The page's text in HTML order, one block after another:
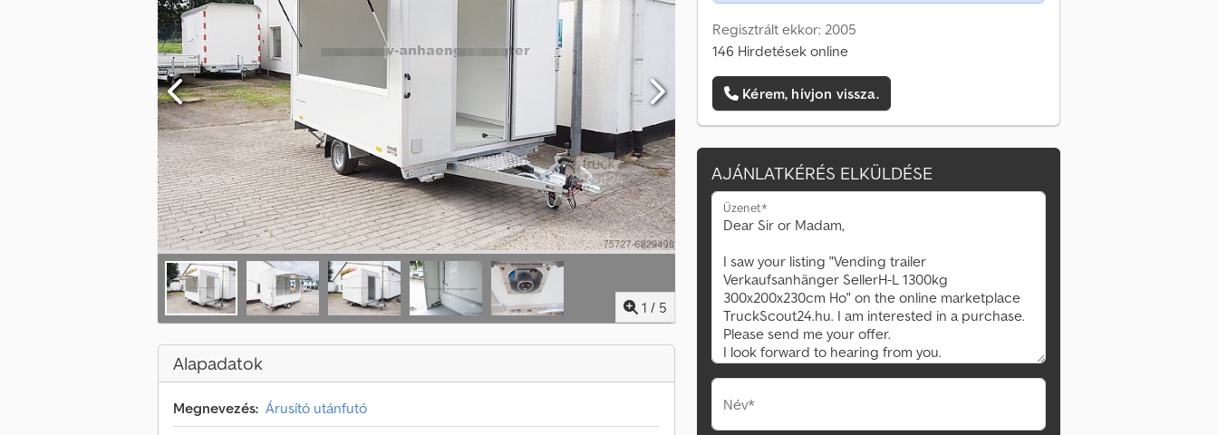
1 / 5
Alapadatok
Megnevezés: Árusító utánfutó
Regisztrált ekkor: 2005
146 Hirdetések online
Kérem, hívjon vissza.
AJÁNLATKÉRÉS ELKÜLDÉSE
Üzenet*
Név*